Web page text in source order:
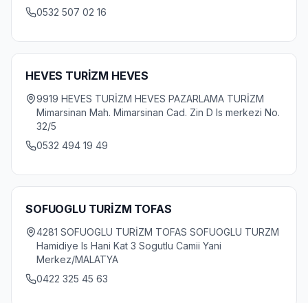
0532 507 02 16
HEVES TURİZM HEVES
9919 HEVES TURİZM HEVES PAZARLAMA TURİZM
Mimarsinan Mah. Mimarsinan Cad. Zin D Is merkezi No.
32/5
0532 494 19 49
SOFUOGLU TURİZM TOFAS
4281 SOFUOGLU TURİZM TOFAS SOFUOGLU TURZM
Hamidiye Is Hani Kat 3 Sogutlu Camii Yani
Merkez/MALATYA
0422 325 45 63